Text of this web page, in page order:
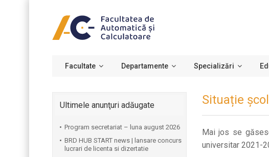
Facultate Departamente Specializări
Situație
Mai jos se
universitar 2021-
Ultimele anunţuri adăugate
Program secretariat – luna august 2026
BRD HUB START news | lansare concurs
lucrari de licenta si dizertatie